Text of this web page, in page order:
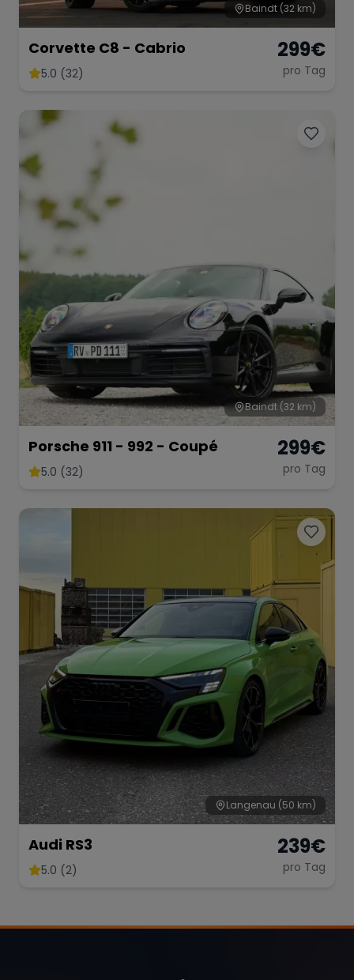
Baindt (32 km)
Corvette C8 - Cabrio
5.0 (32)
299€
pro Tag
Baindt (32 km)
Porsche 911 - 992 - Coupé
5.0 (32)
299€
pro Tag
Langenau (50 km)
Audi RS3
5.0 (2)
239€
pro Tag